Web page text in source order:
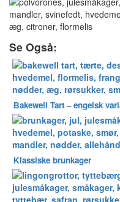
Se Også:
Bakewell Tart – engelsk
Klassiske brunkager